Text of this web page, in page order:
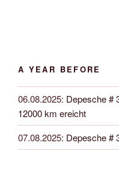
A YEAR BEFORE
06.08.2025: Depesche #
12000 km ereicht
07.08.2025: Depesche #